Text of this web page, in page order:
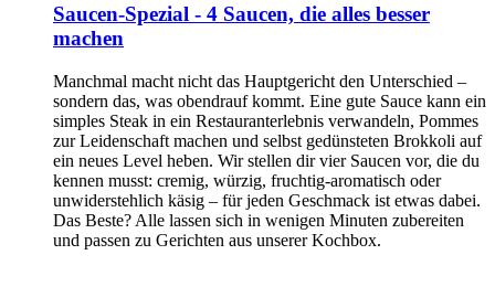
Saucen-Spezial - 4 Saucen, die alles besser
machen
Manchmal macht nicht das Hauptgericht den Unterschied –
sondern das, was obendrauf kommt. Eine gute Sauce kann ein
simples Steak in ein Restauranterlebnis verwandeln, Pommes
zur Leidenschaft machen und selbst gedünsteten Brokkoli auf
ein neues Level heben. Wir stellen dir vier Saucen vor, die du
kennen musst: cremig, würzig, fruchtig-aromatisch oder
unwiderstehlich käsig – für jeden Geschmack ist etwas dabei.
Das Beste? Alle lassen sich in wenigen Minuten zubereiten
und passen zu Gerichten aus unserer Kochbox.